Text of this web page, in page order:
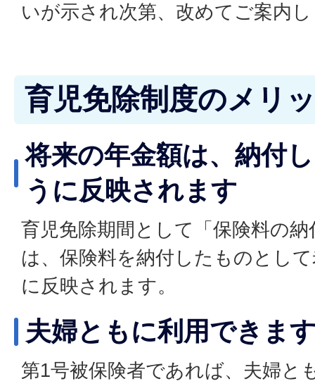
いが示され次第、改めてご案内
育児免除制度のメリ
将来の年金額は、納付
うに反映されます
育児免除期間として「保険料の
は、保険料を納付したものとし
に反映されます。
夫婦ともに利用できま
第1号被保険者であれば、夫婦と